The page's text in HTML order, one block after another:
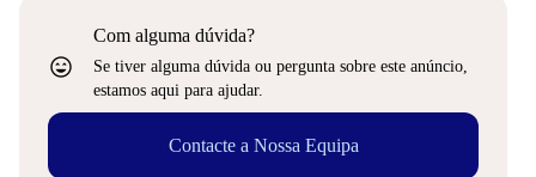
sentiment_very_satisfied
Com alguma dúvida?
Se tiver alguma dúvida ou pergunta sobre este anúncio,
estamos aqui para ajudar.
Contacte a Nossa Equipa